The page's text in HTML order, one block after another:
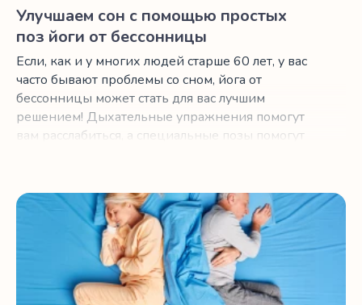
Улучшаем сон с помощью простых
поз йоги от бессонницы
Если, как и у многих людей старше 60 лет, у вас
часто бывают проблемы со сном, йога от
бессонницы может стать для вас лучшим
решением! Дыхательные упражнения помогут
вам расслабиться, а специальные позы помогут
6 советов, если у вас проблемы со сном